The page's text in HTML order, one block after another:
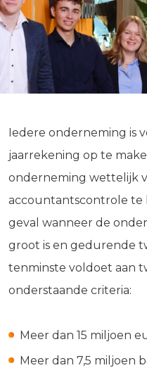
Iedere onderneming is
jaarrekening op te
onderneming wettelijk
accountantscontrole te
geval wanneer de
groot is en gedurende
tenminste voldoet aan
onderstaande criteria:
Meer dan 15 miljoen
Meer dan 7,5 miljoen